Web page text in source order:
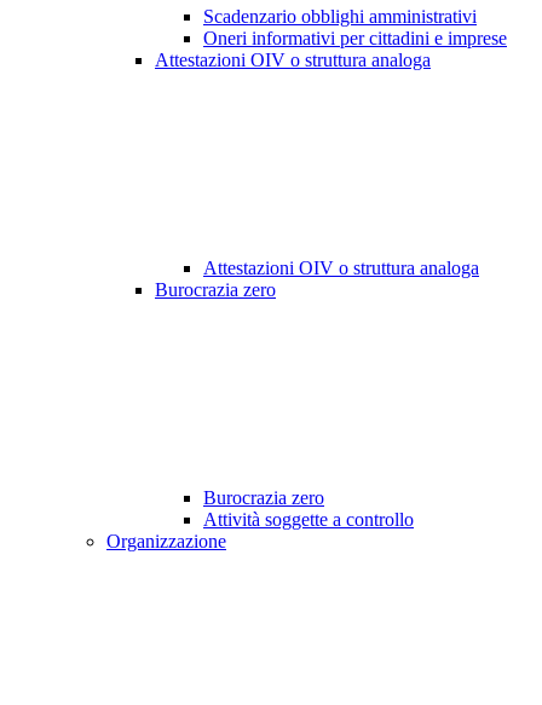
Scadenzario obblighi amministrativi
Oneri informativi per cittadini e imprese
Attestazioni OIV o struttura analoga
Attestazioni OIV o struttura analoga
Burocrazia zero
Burocrazia zero
Attività soggette a controllo
Organizzazione